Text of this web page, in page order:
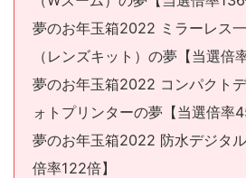
夢のお年玉箱2022 ミラーレス
（レンズキット）の夢【当選倍
夢のお年玉箱2022 コンパクト
ォトプリンターの夢【当選倍率
夢のお年玉箱2022 防水デジタ
倍率122倍】